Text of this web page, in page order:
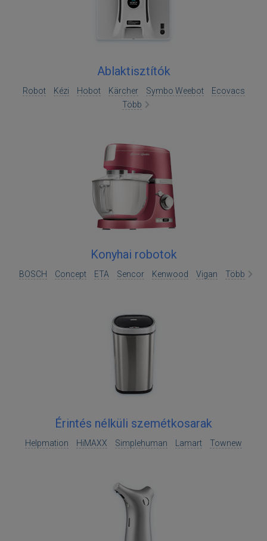
Ablaktisztítók
Robot Kézi Hobot Kärcher Symbo Weebot
Ecovacs
Több
Konyhai robotok
BOSCH Concept ETA Sencor Kenwood Vigan Több
Érintés nélküli szemétkosarak
Helpmation HiMAXX Simplehuman Lamart Townew